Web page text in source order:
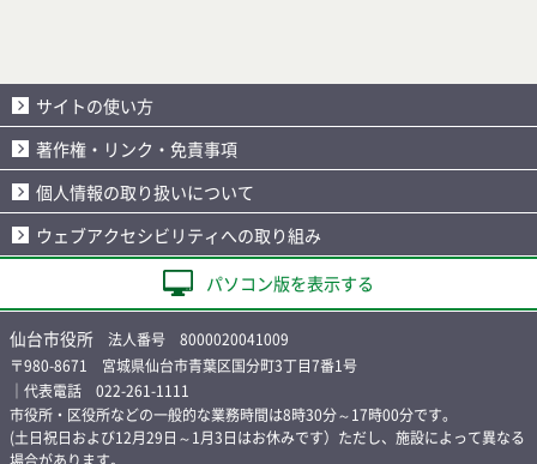
サイトの使い方
著作権・リンク・免責事項
個人情報の取り扱いについて
ウェブアクセシビリティへの取り組み
パソコン版を表示する
仙台市役所 法人番号 8000020041009
〒980-8671 宮城県仙台市青葉区国分町3丁目7番1号
｜代表電話 022-261-1111
市役所・区役所などの一般的な業務時間は8時30分～17時00分です。
(土日祝日および12月29日～1月3日はお休みです）ただし、施設によって異なる